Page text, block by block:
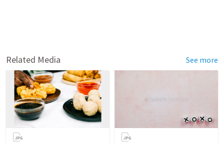
Related Media See more